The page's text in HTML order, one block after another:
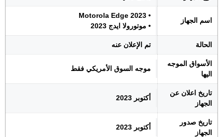
اسم الجهاز
• Motorola Edge 2023
• موتورولا ايدج 2023
الحالة تم الإعلان عنه
الأسواق الموجه
اليها
موجه السوق الأمريكي فقط
تاريخ اعلان عن
الجهاز
أكتوبر 2023
تاريخ صدور
الجهاز
أكتوبر 2023